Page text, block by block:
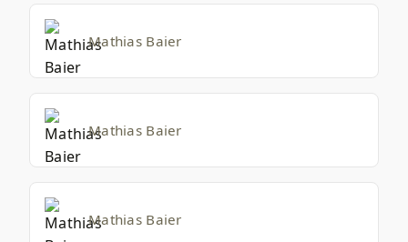
Mathias Baier
Mathias Baier
Mathias Baier